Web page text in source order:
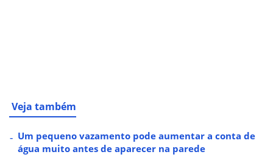
Veja também
Um pequeno vazamento pode aumentar a conta de
água muito antes de aparecer na parede